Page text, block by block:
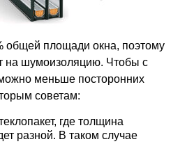
общей площади окна, поэтому
на шумоизоляцию. Чтобы с
меньше посторонних
советам:
где толщина
разной. В таком случае